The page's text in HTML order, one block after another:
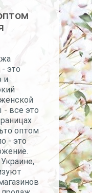
это
и
все это
оптом
- это